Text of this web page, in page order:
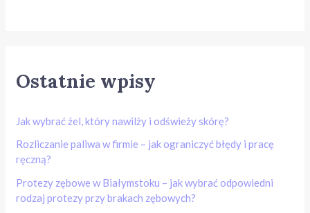
Ostatnie wpisy
Jak wybrać żel, który nawilży i odświeży skórę?
Rozliczanie paliwa w firmie – jak ograniczyć błędy i pracę
ręczną?
Protezy zębowe w Białymstoku – jak wybrać odpowiedni
rodzaj protezy przy brakach zębowych?